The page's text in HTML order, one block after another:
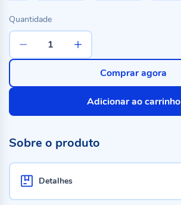
Quantidade
Adicionar ao carrinho
Comprar agora
Sobre o produto
Detalhes